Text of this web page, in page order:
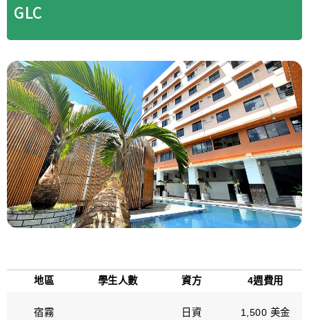
GLC
地區 學生人數 資方 4週費用
宿霧 日資 1,500 美金